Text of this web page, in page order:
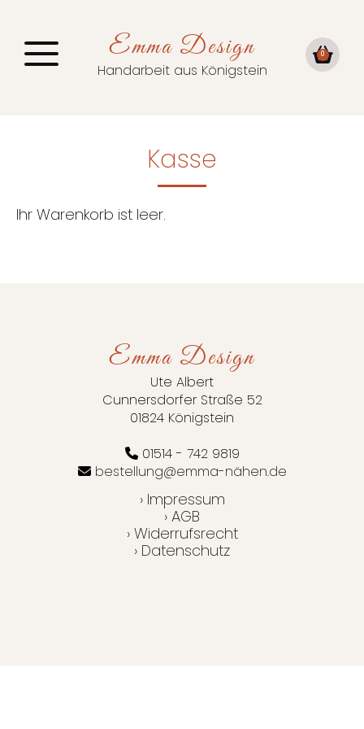
Emma Design
Handarbeit aus Königstein
0
Kasse
Ihr Warenkorb ist leer.
Emma Design
Ute Albert
Cunnersdorfer Straße 52
01824 Königstein
01514 - 742 9819
bestellung@emma-nähen.de
› Impressum
› AGB
› Widerrufsrecht
› Datenschutz